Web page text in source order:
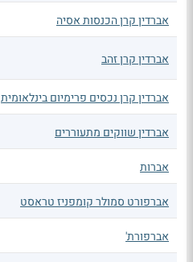
אברדין קרן הכנסות אסיה
אברדין קרן זהב
אברדין קרן נכסים פרימיום בינלאומית
אברדין שווקים מתעוררים
אברות
אברפורט סמולר קומפניז טראסט
אברפורת'